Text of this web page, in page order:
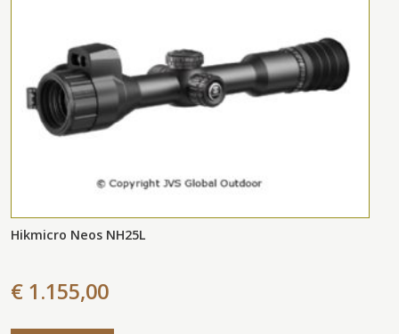
Hikmicro Neos NH25L
€ 1.155,00